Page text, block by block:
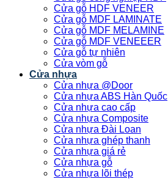
Cửa gỗ HDF VENEER
Cửa gỗ MDF LAMINATE
Cửa gỗ MDF MELAMINE
Cửa gỗ MDF VENEEER
Cửa gỗ tự nhiên
Cửa vòm gỗ
Cửa nhựa
Cửa nhựa @Door
Cửa nhựa ABS Hàn Quốc
Cửa nhựa cao cấp
Cửa nhựa Composite
Cửa nhựa Đài Loan
Cửa nhựa ghép thanh
Cửa nhựa giá rẻ
Cửa nhựa gỗ
Cửa nhựa lõi thép